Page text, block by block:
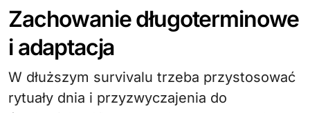
Zachowanie długoterminowe
i adaptacja
W dłuższym survivalu trzeba przystosować
rytuały dnia i przyzwyczajenia do